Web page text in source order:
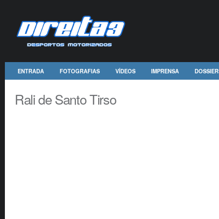
ENTRADA FOTOGRAFIAS VÍDEOS IMPRENSA
Rali de Santo Tirso